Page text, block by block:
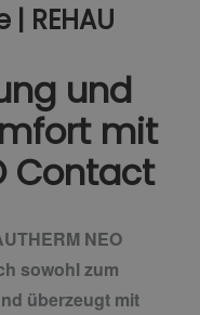
REHAU
und
mit
Contact
NEO
sowohl zum
überzeugt mit